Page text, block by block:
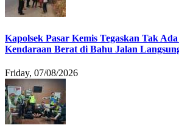
Kapolsek Pasar Kemis Tegaskan Tak
Kendaraan Berat di Bahu Jalan
Friday, 07/08/2026